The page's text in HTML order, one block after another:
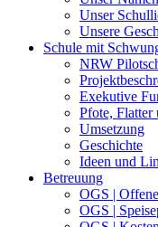
Unser
Unsere
Schule mit
NRW
Exekutive
Pfote, Flatter
Umsetzung
Geschichte
Ideen und
Betreuung
OGS |
OGS |